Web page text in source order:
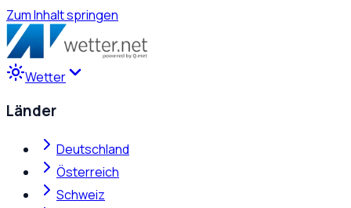
Zum Inhalt springen
Wetter
Länder
Deutschland
Österreich
Schweiz